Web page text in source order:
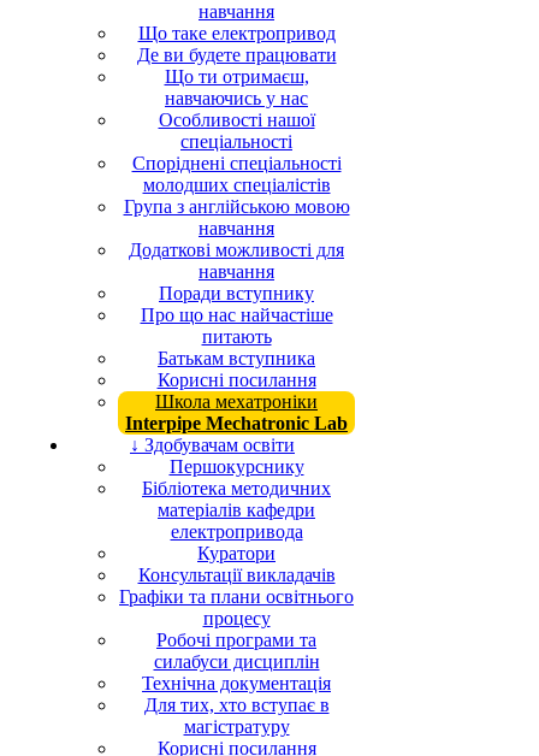
навчання
Що таке електропривод
Де ви будете працювати
Що ти отримаєш,
навчаючись у нас
Особливості нашої
спеціальності
Споріднені спеціальності
молодших спеціалістів
Група з англійською мовою
навчання
Додаткові можливості для
навчання
Поради вступнику
Про що нас найчастіше
питають
Батькам вступника
Корисні посилання
Школа мехатроніки
Interpipe Mechatronic Lab
↓ Здобувачам освіти
Першокурснику
Бібліотека методичних
матеріалів кафедри
електропривода
Куратори
Консультації викладачів
Графіки та плани освітнього
процесу
Робочі програми та
силабуси дисциплін
Технічна документація
Для тих, хто вступає в
магістратуру
Корисні посилання